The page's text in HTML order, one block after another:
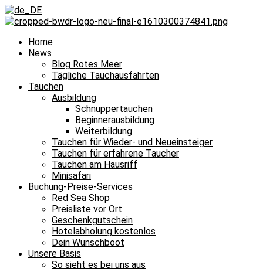
Home
News
Blog Rotes Meer
Tägliche Tauchausfahrten
Tauchen
Ausbildung
Schnuppertauchen
Beginnerausbildung
Weiterbildung
Tauchen für Wieder- und Neueinsteiger
Tauchen für erfahrene Taucher
Tauchen am Hausriff
Minisafari
Buchung-Preise-Services
Red Sea Shop
Preisliste vor Ort
Geschenkgutschein
Hotelabholung kostenlos
Dein Wunschboot
Unsere Basis
So sieht es bei uns aus